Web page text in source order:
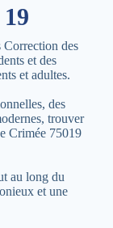
Correction des
et des
et adultes.
des
trouver
Crimée 75019
au long du
et une